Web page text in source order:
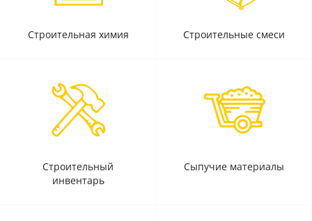
Строительная химия Строительные смеси
Строительный
инвентарь
Сыпучие материалы